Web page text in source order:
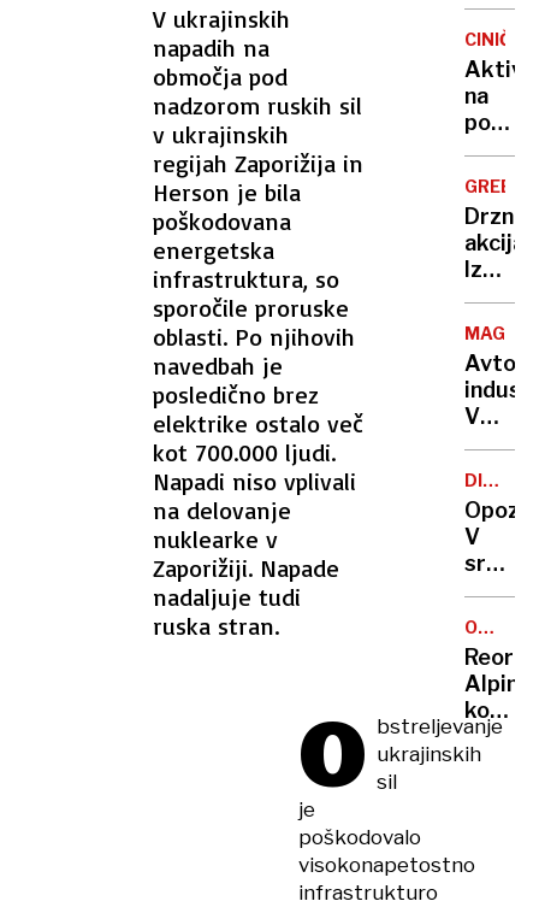
V ukrajinskih
napadih na
območja pod
nadzorom ruskih sil
v ukrajinskih
regijah Zaporižija in
Herson je bila
poškodovana
energetska
infrastruktura, so
sporočile proruske
oblasti. Po njihovih
navedbah je
posledično brez
elektrike ostalo več
kot 700.000 ljudi.
Napadi niso vplivali
na delovanje
nuklearke v
Zaporižiji. Napade
nadaljuje tudi
ruska stran.
O bstreljevanje
ukrajinskih
sil
je
poškodovalo
visokonapetostno
infrastrukturo
120
parov
čevljev
ljudje
skakali
z
umrla
je
deklica
CINIČNO
na
poti
proti
Gazi.
Upam,
da
znajo
plavati
Drzna
akcija:
Iz
muzeja
ukradli
lutko
MAGNA
V
tovarni
bi
lahko
za
Nio
DIRKA
PO
V
sredo
se
Alpine
v
Žireh